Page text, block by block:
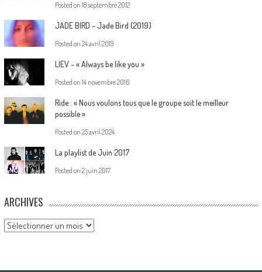
Posted on 18 septembre 2012
JADE BIRD – Jade Bird (2019)
Posted on 24 avril 2019
LIEV – « Always be like you »
Posted on 14 novembre 2016
Ride : « Nous voulons tous que le groupe soit le meilleur
possible »
Posted on 25 avril 2024
La playlist de Juin 2017
Posted on 2 juin 2017
ARCHIVES
Archives